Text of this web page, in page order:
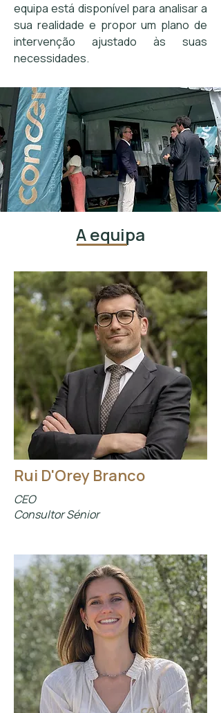
equipa está disponível para analisar a
sua realidade e propor um plano de
intervenção ajustado às suas
necessidades.​
A equipa
Rui D'Orey Branco
CEO
Consultor Sénior